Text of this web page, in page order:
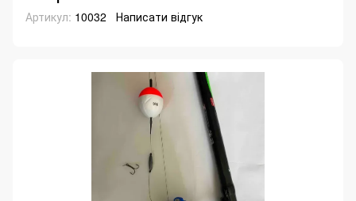
Артикул: 10032 Написати відгук